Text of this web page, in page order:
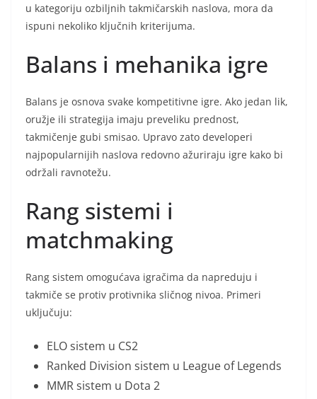
u kategoriju ozbiljnih takmičarskih naslova, mora da
ispuni nekoliko ključnih kriterijuma.
Balans i mehanika igre
Balans je osnova svake kompetitivne igre. Ako jedan lik,
oružje ili strategija imaju preveliku prednost,
takmičenje gubi smisao. Upravo zato developeri
najpopularnijih naslova redovno ažuriraju igre kako bi
održali ravnotežu.
Rang sistemi i
matchmaking
Rang sistem omogućava igračima da napreduju i
takmiče se protiv protivnika sličnog nivoa. Primeri
uključuju:
ELO sistem u CS2
Ranked Division sistem u League of Legends
MMR sistem u Dota 2